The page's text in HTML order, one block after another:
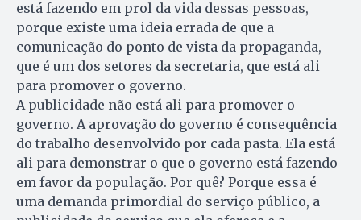
está fazendo em prol da vida dessas pessoas,
porque existe uma ideia errada de que a
comunicação do ponto de vista da propaganda,
que é um dos setores da secretaria, que está ali
para promover o governo.
A publicidade não está ali para promover o
governo. A aprovação do governo é consequência
do trabalho desenvolvido por cada pasta. Ela está
ali para demonstrar o que o governo está fazendo
em favor da população. Por quê? Porque essa é
uma demanda primordial do serviço público, a